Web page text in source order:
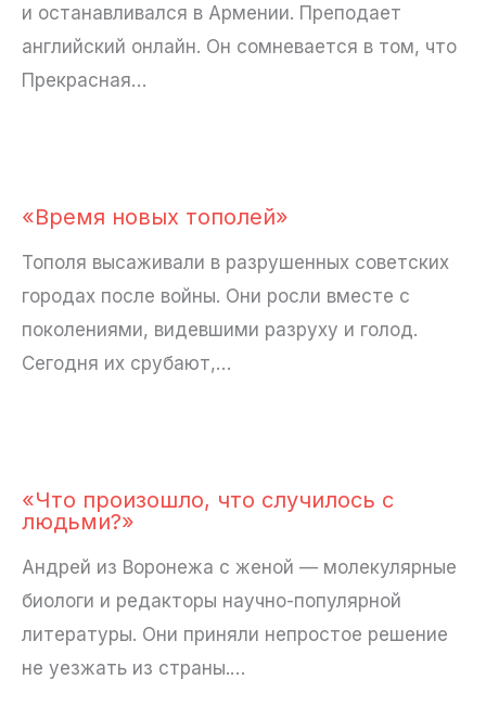
и останавливался в Армении. Преподает
английский онлайн. Он сомневается в том, что
Прекрасная…
«Время новых тополей»
Тополя высаживали в разрушенных советских
городах после войны. Они росли вместе с
поколениями, видевшими разруху и голод.
Сегодня их срубают,…
«Что произошло, что случилось с
людьми?»
Андрей из Воронежа с женой — молекулярные
биологи и редакторы научно-популярной
литературы. Они приняли непростое решение
не уезжать из страны.…